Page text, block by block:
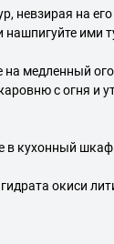
невзирая на
нашпигуйте ими
на медленный
с огня и
в кухонный
окиси